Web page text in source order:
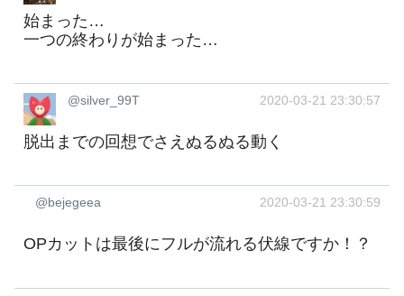
始まった…
一つの終わりが始まった…
@silver_99T 2020-03-21 23:30:57
脱出までの回想でさえぬるぬる動く
@bejegeea 2020-03-21 23:30:59
OPカットは最後にフルが流れる伏線ですか！？